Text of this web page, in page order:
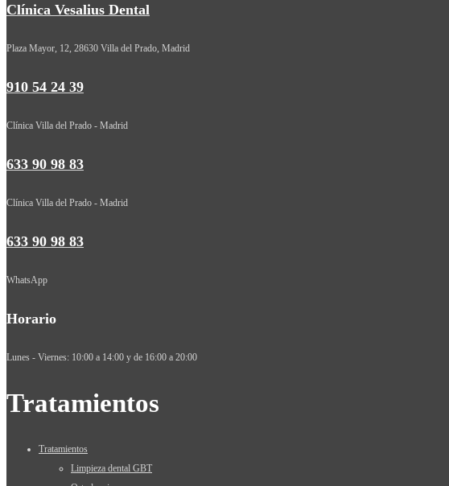
Clínica Vesalius Dental
Plaza Mayor, 12, 28630 Villa del Prado, Madrid
910 54 24 39
Clínica Villa del Prado - Madrid
633 90 98 83
Clínica Villa del Prado - Madrid
633 90 98 83
WhatsApp
Horario
Lunes - Viernes: 10:00 a 14:00 y de 16:00 a 20:00
Tratamientos
Tratamientos
Limpieza dental GBT